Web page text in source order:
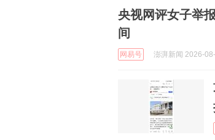
央视网评女子举
间
网易号 澎湃新闻 2026-